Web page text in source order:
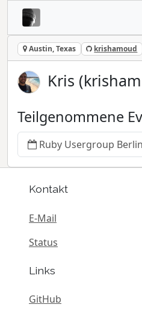
Austin, Texas krishamoud
Kris
Teilgenommene
Ruby Usergroup
Kontakt
E-Mail
Status
Links
GitHub